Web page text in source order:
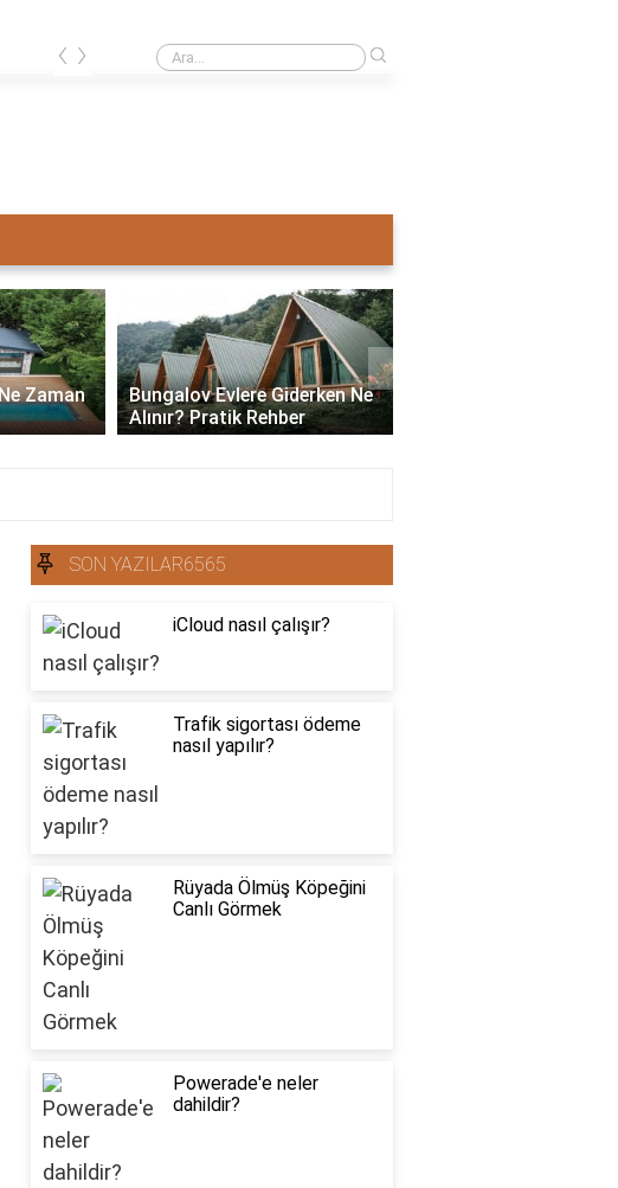
Ahşap ev mi pahalı beton ev mi?
‹ ›
Zaman
Bungalov Evlere Giderken Ne
Alınır? Pratik Rehber
›
SON YAZILAR6565
iCloud nasıl çalışır?
Trafik sigortası ödeme
nasıl yapılır?
Rüyada Ölmüş Köpeğini
Canlı Görmek
Powerade'e neler
dahildir?